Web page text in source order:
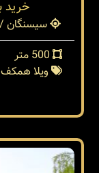
خرید
ویلا همکف